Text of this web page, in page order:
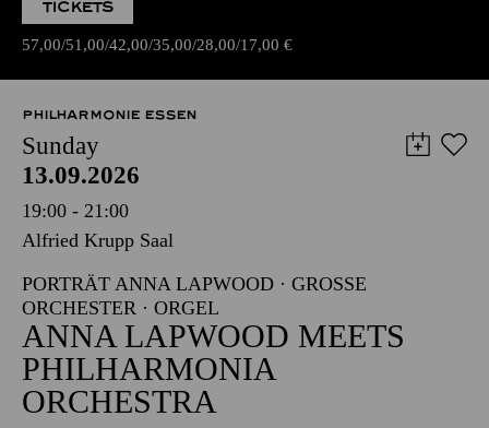
TICKETS
57,00 51,00 42,00 35,00 28,00 17,00 €
PHILHARMONIE ESSEN
Sunday
13.09.2026
19:00 - 21:00
Alfried Krupp Saal
PORTRÄT ANNA LAPWOOD · GROSSE O
RCHESTER · ORGEL
ANNA LAPWOOD MEETS
PHILHARMONIA
ORCHESTRA